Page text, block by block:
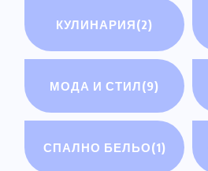
КУЛИНАРИЯ(2)
МОДА И СТИЛ(9)
СПАЛНО БЕЛЬО(1)
РАЗНИ